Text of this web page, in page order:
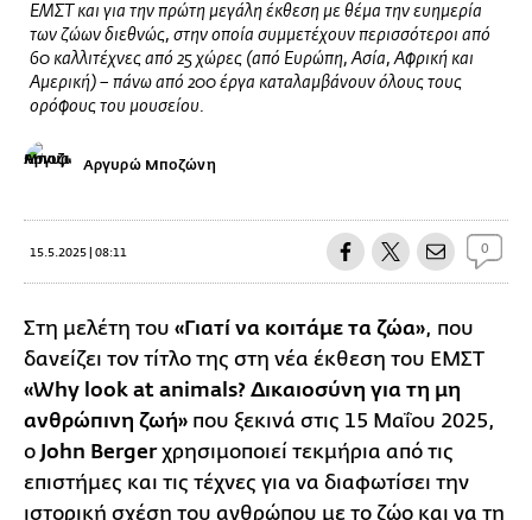
ΕΜΣΤ και για την πρώτη μεγάλη έκθεση με θέμα την ευημερία
των ζώων διεθνώς, στην οποία συμμετέχουν περισσότεροι από
60 καλλιτέχνες από 25 χώρες (από Ευρώπη, Ασία, Αφρική και
Αμερική) – πάνω από 200 έργα καταλαμβάνουν όλους τους
ορόφους του μουσείου.
Αργυρώ Μποζώνη
15.5.2025 | 08:11 0
Στη μελέτη του «Γιατί να κοιτάμε τα ζώα», που
δανείζει τον τίτλο της στη νέα έκθεση του ΕΜΣΤ
«Why look at animals? Δικαιοσύνη για τη μη
ανθρώπινη ζωή» που ξεκινά στις 15 Μαΐου 2025,
ο John Bergerχρησιμοποιεί τεκμήρια από τις
επιστήμες και τις τέχνες για να διαφωτίσει την
ιστορική σχέση του ανθρώπου με το ζώο και να τη